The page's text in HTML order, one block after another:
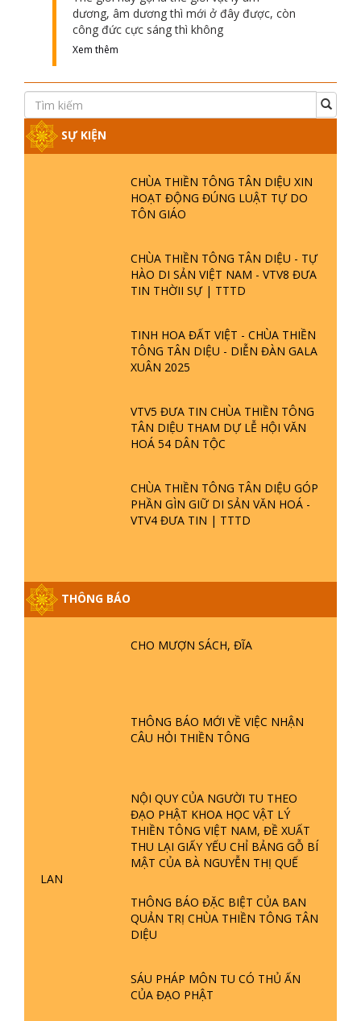
dương, âm dương thì mới ở đây được, còn
công đức cực sáng thì không
Xem thêm
SỰ KIỆN
CHÙA THIỀN TÔNG TÂN DIỆU XIN
HOẠT ĐỘNG ĐÚNG LUẬT TỰ DO
TÔN GIÁO
CHÙA THIỀN TÔNG TÂN DIỆU - TỰ
HÀO DI SẢN VIỆT NAM - VTV8 ĐƯA
TIN THỜII SỰ | TTTD
TINH HOA ĐẤT VIỆT - CHÙA THIỀN
TÔNG TÂN DIỆU - DIỄN ĐÀN GALA
XUÂN 2025
VTV5 ĐƯA TIN CHÙA THIỀN TÔNG
TÂN DIỆU THAM DỰ LỄ HỘI VĂN
HOÁ 54 DÂN TỘC
CHÙA THIỀN TÔNG TÂN DIỆU GÓP
PHẦN GÌN GIỮ DI SẢN VĂN HOÁ -
VTV4 ĐƯA TIN | TTTD
THÔNG BÁO
CHO MƯỢN SÁCH, ĐĨA
THÔNG BÁO MỚI VỀ VIỆC NHẬN
CÂU HỎI THIỀN TÔNG
NỘI QUY CỦA NGƯỜI TU THEO
ĐẠO PHẬT KHOA HỌC VẬT LÝ
THIỀN TÔNG VIỆT NAM, ĐỀ XUẤT
THU LẠI GIẤY YẾU CHỈ BẢNG GỖ BÍ
MẬT CỦA BÀ NGUYỄN THỊ QUẾ
LAN
THÔNG BÁO ĐẶC BIỆT CỦA BAN
QUẢN TRỊ CHÙA THIỀN TÔNG TÂN
DIỆU
SÁU PHÁP MÔN TU CÓ THỦ ẤN
CỦA ĐẠO PHẬT
GIẢI ĐÁP ĐẶC BIỆT P25 - SUỐT 49
NĂM PHẬT KHÔNG NÓI? HỘI LONG
TTTD
TĂNG? | TTTD
GIẢI ĐÁP THIỀN TÔNG ĐẶC BIỆT P22
- TẠI SAO TRÁI ĐẤT NHIỀU THIÊN TAI
- LŨ LỤT - HỎA HOẠN | TTTD
GIẢI ĐÁP THIỀN TÔNG ĐẶC BIỆT P21
- TẠI SAO ĐỨC PHẬT BƯỚC ĐI 7
BƯỚC TRÊN HOA SEN ? | TTTD
GIẢI ĐÁP VỀ LỄ TIỄN THIỀN TÔNG SƯ
NGỌC LÂM VỀ PHẬT GIỚI